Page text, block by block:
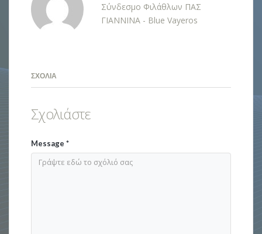
Σύνδεσμο Φιλάθλων ΠΑΣ
ΓΙΑΝΝΙΝΑ - Blue Vayeros
ΣΧΌΛΙΑ
Σχολιάστε
Message*